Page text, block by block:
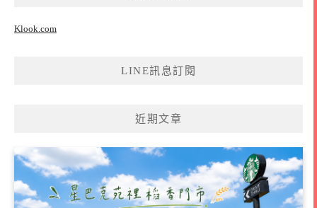
Klook.com
LINE訊息訂閱
近期文章